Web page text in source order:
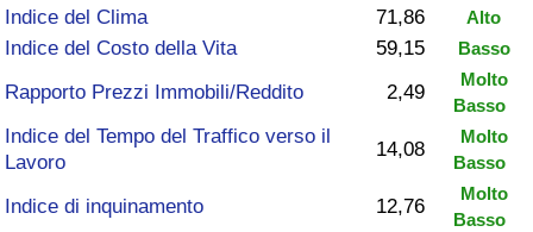
Indice del Clima 71,86 Alto
Indice del Costo della Vita 59,15 Basso
Rapporto Prezzi Immobili/Reddito 2,49
Molto
Basso
Indice del Tempo del Traffico verso il
Lavoro
14,08
Molto
Basso
Indice di inquinamento 12,76
Molto
Basso
Indice della Criminalità
Indice di criminalità per paese
Assistenza Sanitaria
Indice dell’Assistenza Sanitaria (Corrente)